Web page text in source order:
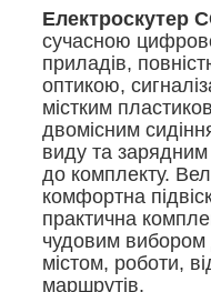
Електроскутер
сучасною
приладів,
оптикою,
містким
двомісним
виду та
до комплекту.
комфортна
практична
чудовим
містом, роботи,
маршрутів.